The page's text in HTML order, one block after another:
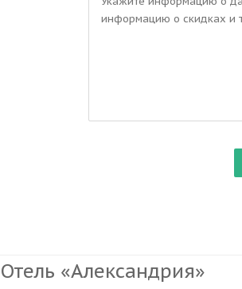
Отель «Александрия»